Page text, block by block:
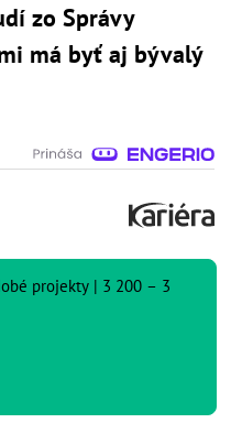
zo Správy
má byť aj bývalý
projekty | 3 200 – 3